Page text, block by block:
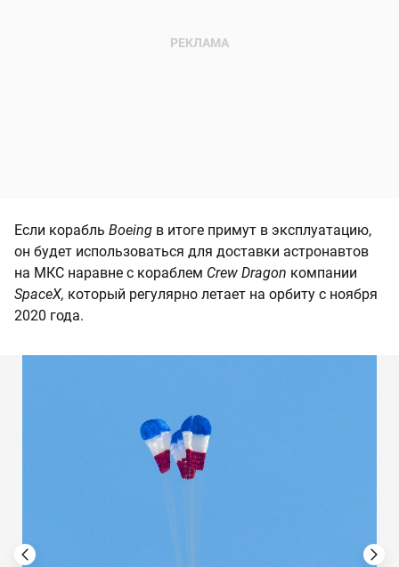
Если корабль Boeing в итоге примут в эксплуатацию,
он будет использоваться для доставки астронавтов
на МКС наравне с кораблем Crew Dragon компании
SpaceX, который регулярно летает на орбиту с ноября
2020 года.